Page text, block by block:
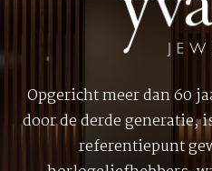
Opgericht meer dan 60
door de derde generatie,
referentiepunt